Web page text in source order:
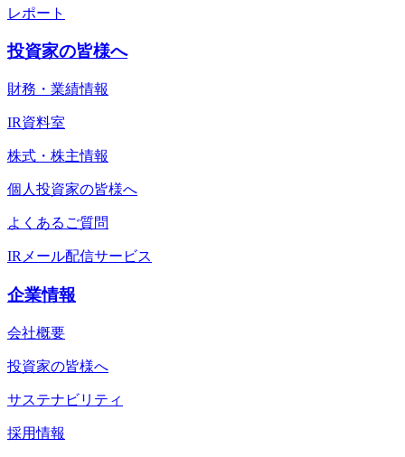
レポート
投資家の皆様へ
財務・業績情報
IR資料室
株式・株主情報
個人投資家の皆様へ
よくあるご質問
IRメール配信サービス
企業情報
会社概要
投資家の皆様へ
サステナビリティ
採用情報